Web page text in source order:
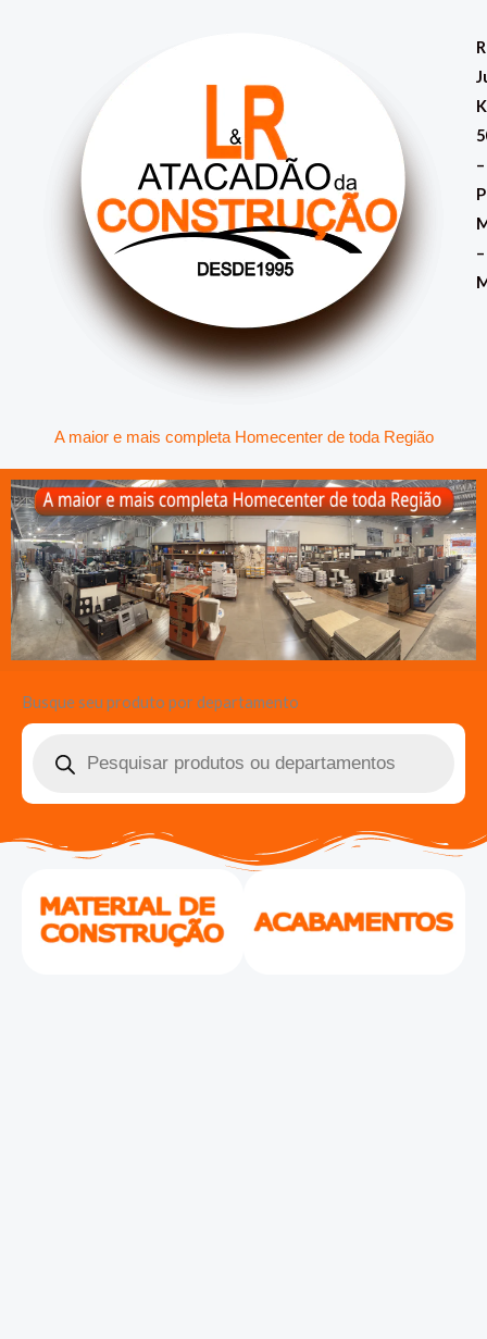
–
–
A maior e mais completa Homecenter de toda Região
Busque seu produto por departamento
Pesquisar